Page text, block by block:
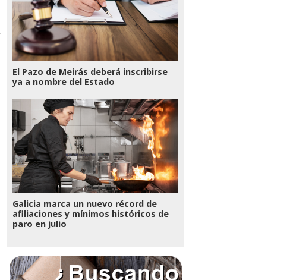
El Pazo de Meirás deberá inscribirse
ya a nombre del Estado
Galicia marca un nuevo récord de
afiliaciones y mínimos históricos de
paro en julio